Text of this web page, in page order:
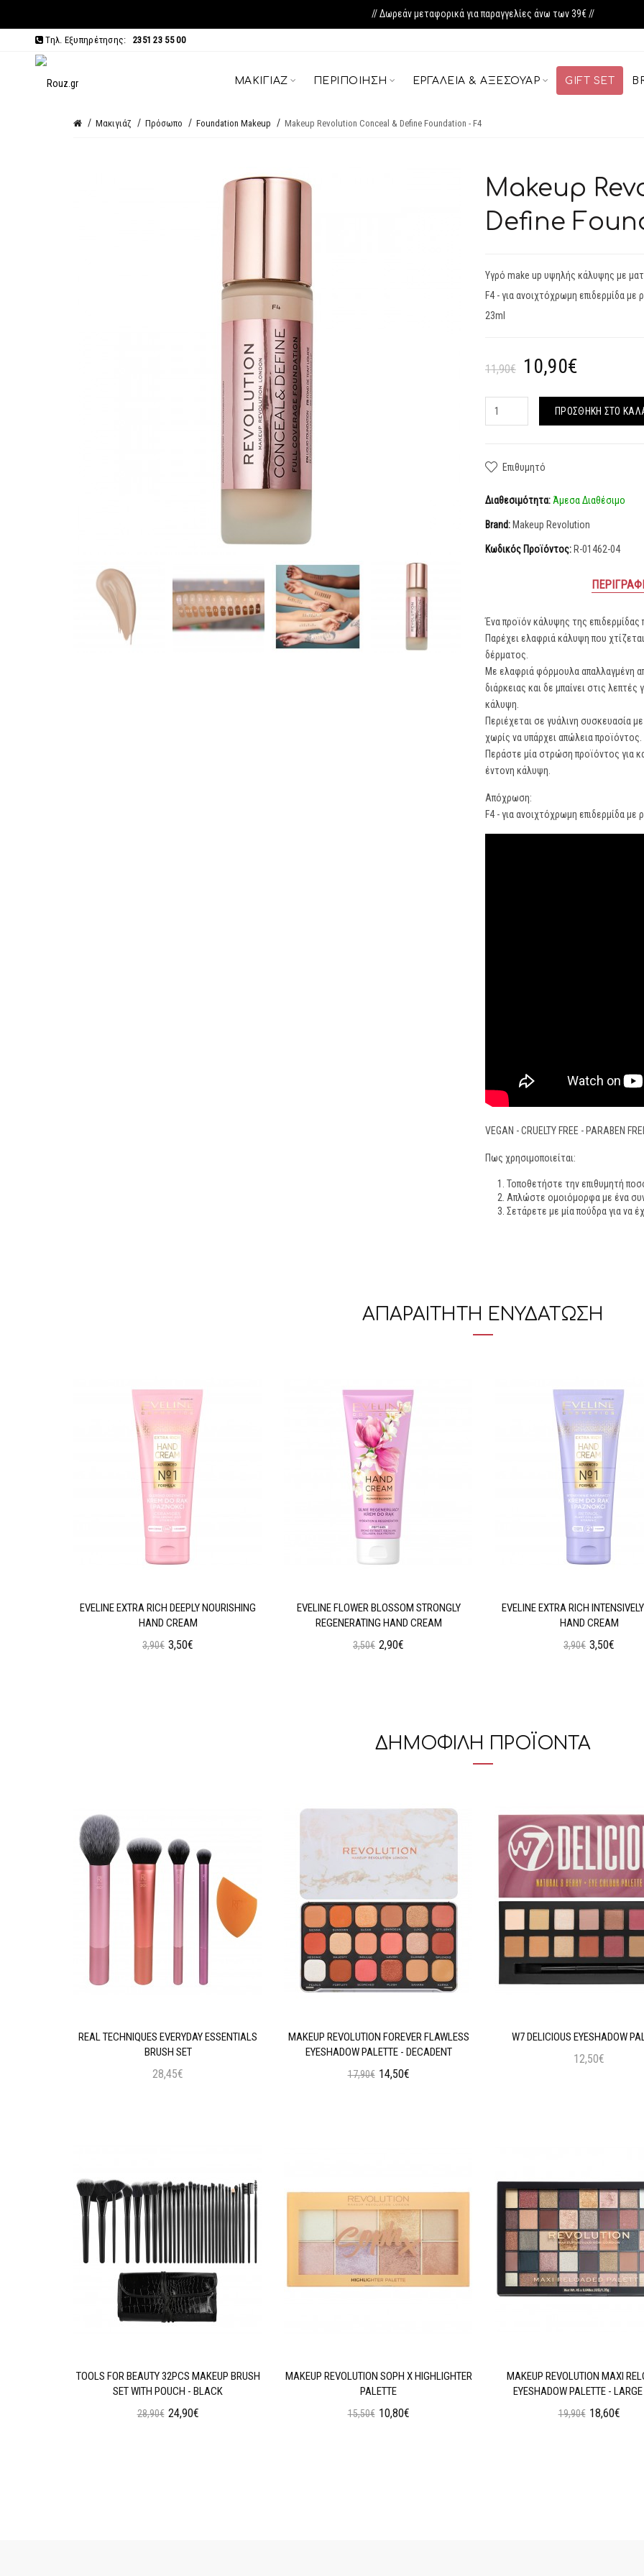
// Δωρεάν μεταφορικά για παραγγελίες άνω των 39€ //
Τηλ. Εξυπηρέτησης: 2351 23 55 00
ΜΑΚΙΓΙΆΖ ΠΕΡΙΠΟΊΗΣΗ ΕΡΓΑΛΕΊΑ & ΑΞΕΣΟΥΆΡ GIFT SET
Μακιγιάζ Πρόσωπο Foundation Makeup Makeup Revolution Conceal & Define Foundation - F4
Makeup
Define
Υγρό make up υψηλής κάλυψης με
F4 - για ανοιχτόχρωμη επιδερμίδα
23ml
11,90€ 10,90€
ΠΡΟΣΘΉΚΗ ΣΤΟ
Επιθυμητό
Διαθεσιμότητα: Άμεσα Διαθέσιμο
Brand: Makeup Revolution
Κωδικός Προϊόντος: R-01462-04
Ένα προϊόν κάλυψης της
Παρέχει ελαφριά κάλυψη που
δέρματος.
Με ελαφριά φόρμουλα απαλλαγμένη
διάρκειας και δε μπαίνει στις
κάλυψη.
Περιέχεται σε γυάλινη συσκευασία
χωρίς να υπάρχει απώλεια προϊόντος.
Περάστε μία στρώση προϊόντος για
έντονη κάλυψη.
Απόχρωση:
F4 - για ανοιχτόχρωμη επιδερμίδα
VEGAN - CRUELTY FREE - PARABEN
Πως χρησιμοποιείται:
Τοποθετήστε την επιθυμητή
Απλώστε ομοιόμορφα με ένα
Σετάρετε με μία πούδρα για να
ΑΠΑΡΑΙΤΗΤΗ ΕΝΥΔΑΤΩΣΗ
EVELINE EXTRA RICH DEEPLY NOURISHING
HAND CREAM
3,90€ 3,50€
EVELINE FLOWER BLOSSOM STRONGLY
REGENERATING HAND CREAM
3,50€ 2,90€
EVELINE EXTRA RICH
HAND CREAM
3,90€ 3,50€
ΔΗΜΟΦΙΛΗ ΠΡΟΪΟΝΤΑ
REAL TECHNIQUES EVERYDAY ESSENTIALS
BRUSH SET
28,45€
TOOLS FOR BEAUTY 32PCS MAKEUP BRUSH
SET WITH POUCH - BLACK
28,90€ 24,90€
MAKEUP REVOLUTION FOREVER FLAWLESS
EYESHADOW PALETTE - DECADENT
17,90€ 14,50€
MAKEUP REVOLUTION SOPH X HIGHLIGHTER
PALETTE
15,50€ 10,80€
W7 DELICIOUS EYESHADOW
12,50€
MAKEUP REVOLUTION MAXI
EYESHADOW PALETTE - LARGE
19,90€ 18,60€